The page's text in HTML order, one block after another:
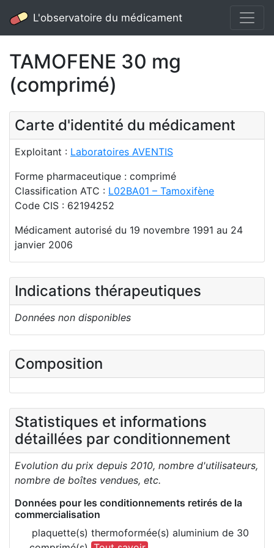
L'observatoire du médicament
TAMOFENE 30 mg
(comprimé)
Carte d'identité du médicament
Exploitant : Laboratoires AVENTIS
Forme pharmaceutique : comprimé
Classification ATC : L02BA01 – Tamoxifène
Code CIS : 62194252
Médicament autorisé du 19 novembre 1991 au 24
janvier 2006
Indications thérapeutiques
Données non disponibles
Composition
Statistiques et informations
détaillées par conditionnement
Evolution du prix depuis 2010, nombre d'utilisateurs,
nombre de boîtes vendues, etc.
Données pour les conditionnements retirés de la
commercialisation
plaquette(s) thermoformée(s) aluminium de 30